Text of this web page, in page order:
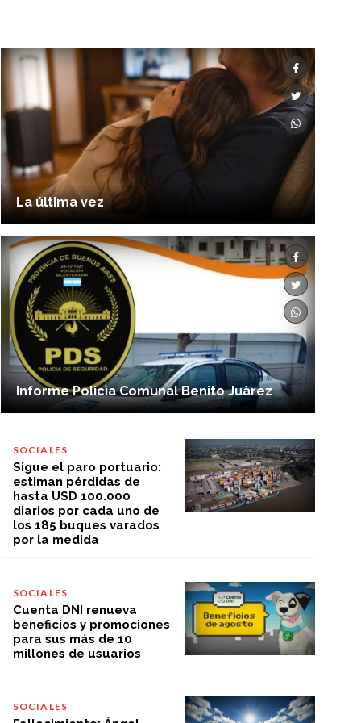
La última vez
Informe Policìa Comunal Benito Juàrez
SOCIALES
Sigue el paro portuario:
estiman pérdidas de
hasta USD 100.000
diarios por cada uno de
los 185 buques varados
por la medida
SOCIALES
Cuenta DNI renueva
beneficios y promociones
para sus más de 10
millones de usuarios
SOCIALES